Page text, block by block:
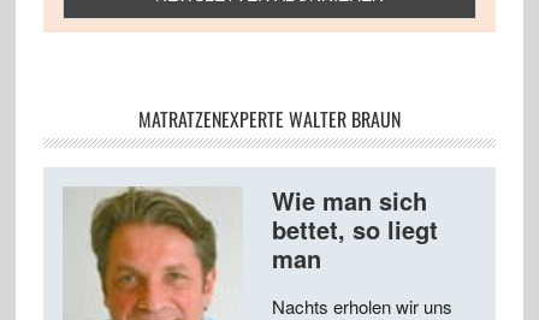
MATRATZENEXPERTE WALTER BRAUN
Wie man sich
bettet, so liegt
man
Nachts erholen wir uns